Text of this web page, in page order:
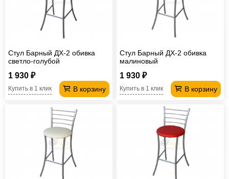
Стул Барный ДХ-2 обивка
светло-голубой
1 930 ₽
В корзину
Купить в 1 клик
Стул Барный ДХ-2 обивка
малиновый
1 930 ₽
В корзину
Купить в 1 клик